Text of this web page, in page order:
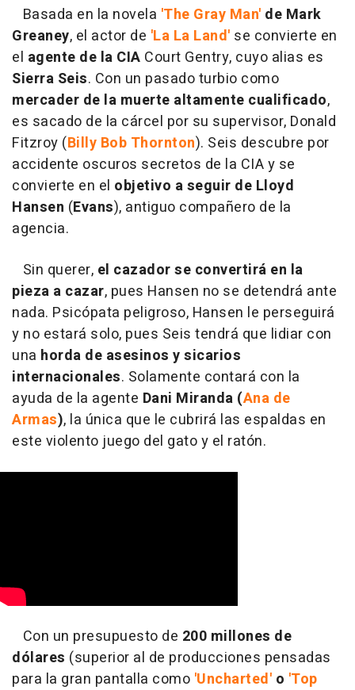
Basada en la novela 'The Gray Man' de Mark
Greaney, el actor de 'La La Land' se convierte en
el agente de la CIA Court Gentry, cuyo alias es
Sierra Seis. Con un pasado turbio como
mercader de la muerte altamente cualificado,
es sacado de la cárcel por su supervisor, Donald
Fitzroy (Billy Bob Thornton). Seis descubre por
accidente oscuros secretos de la CIA y se
convierte en el objetivo a seguir de Lloyd
Hansen (Evans), antiguo compañero de la
agencia.
Sin querer, el cazador se convertirá en la
pieza a cazar, pues Hansen no se detendrá ante
nada. Psicópata peligroso, Hansen le perseguirá
y no estará solo, pues Seis tendrá que lidiar con
una horda de asesinos y sicarios
internacionales. Solamente contará con la
ayuda de la agente Dani Miranda (Ana de
Armas), la única que le cubrirá las espaldas en
este violento juego del gato y el ratón.
Con un presupuesto de 200 millones de
dólares (superior al de producciones pensadas
para la gran pantalla como 'Uncharted' o 'Top